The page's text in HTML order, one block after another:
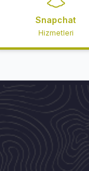
Snapchat
Hizmetleri